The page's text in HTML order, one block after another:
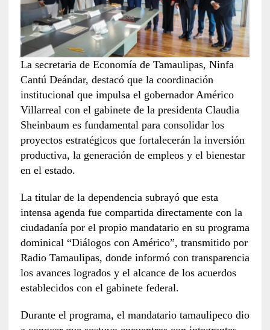
La secretaria de Economía de Tamaulipas, Ninfa
Cantú Deándar, destacó que la coordinación
institucional que impulsa el gobernador Américo
Villarreal con el gabinete de la presidenta Claudia
Sheinbaum es fundamental para consolidar los
proyectos estratégicos que fortalecerán la inversión
productiva, la generación de empleos y el bienestar
en el estado.
La titular de la dependencia subrayó que esta
intensa agenda fue compartida directamente con la
ciudadanía por el propio mandatario en su programa
dominical “Diálogos con Américo”, transmitido por
Radio Tamaulipas, donde informó con transparencia
los avances logrados y el alcance de los acuerdos
establecidos con el gabinete federal.
Durante el programa, el mandatario tamaulipeco dio